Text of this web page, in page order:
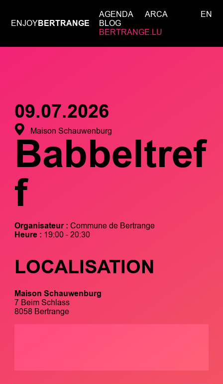
ENJOYBERTRANGE
AGENDA
ARCA
BLOG
BERTRANGE.LU
EN
09.07.2026
Maison Schauwenburg
Babbeltref
f
Organisateur : Commune de Bertrange
Heure : 19:00 - 20:30
LOCALISATION
Maison Schauwenburg
7 Beim Schlass
8058 Bertrange